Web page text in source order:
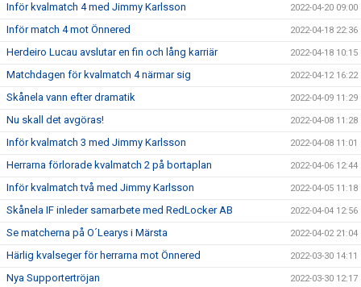
Inför kvalmatch 4 med Jimmy Karlsson 2022-04-20 09:00
Inför match 4 mot Önnered 2022-04-18 22:36
Herdeiro Lucau avslutar en fin och lång karriär 2022-04-18 10:15
Matchdagen för kvalmatch 4 närmar sig 2022-04-12 16:22
Skånela vann efter dramatik 2022-04-09 11:29
Nu skall det avgöras! 2022-04-08 11:28
Inför kvalmatch 3 med Jimmy Karlsson 2022-04-08 11:01
Herrarna förlorade kvalmatch 2 på bortaplan 2022-04-06 12:44
Inför kvalmatch två med Jimmy Karlsson 2022-04-05 11:18
Skånela IF inleder samarbete med RedLocker AB 2022-04-04 12:56
Se matcherna på O´Learys i Märsta 2022-04-02 21:04
Härlig kvalseger för herrarna mot Önnered 2022-03-30 14:11
Nya Supportertröjan 2022-03-30 12:17